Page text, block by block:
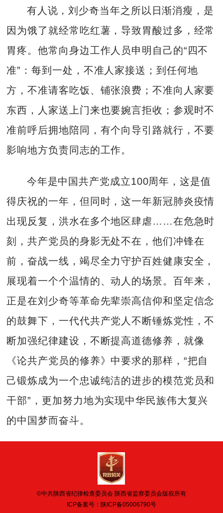
有人说，刘少奇当年之所以日渐消瘦，是
因为饿了就经常吃红薯，导致胃酸过多，经常
胃疼。他常向身边工作人员申明自己的“四不
准”：每到一处，不准人家接送；到任何地
方，不准请客吃饭、铺张浪费；不准向人家要
东西，人家送上门来也要婉言拒收；参观时不
准前呼后拥地陪同，有个向导引路就行，不要
影响地方负责同志的工作。
今年是中国共产党成立100周年，这是值
得庆祝的一年，但同时，这一年新冠肺炎疫情
出现反复，洪水在多个地区肆虐……在危急时
刻，共产党员的身影无处不在，他们冲锋在
前，奋战一线，竭尽全力守护百姓健康安全，
展现着一个个温情的、动人的场景。百年来，
正是在刘少奇等革命先辈崇高信仰和坚定信念
的鼓舞下，一代代共产党人不断锤炼党性，不
断加强纪律建设，不断提高道德修养，就像
《论共产党员的修养》中要求的那样，“把自
己锻炼成为一个忠诚纯洁的进步的模范党员和
干部”，更加努力地为实现中华民族伟大复兴
的中国梦而奋斗。
©中共陕西省纪律检查委员会 陕西省监察委员会版权所有
ICP备案号： 陕ICP备05006790号